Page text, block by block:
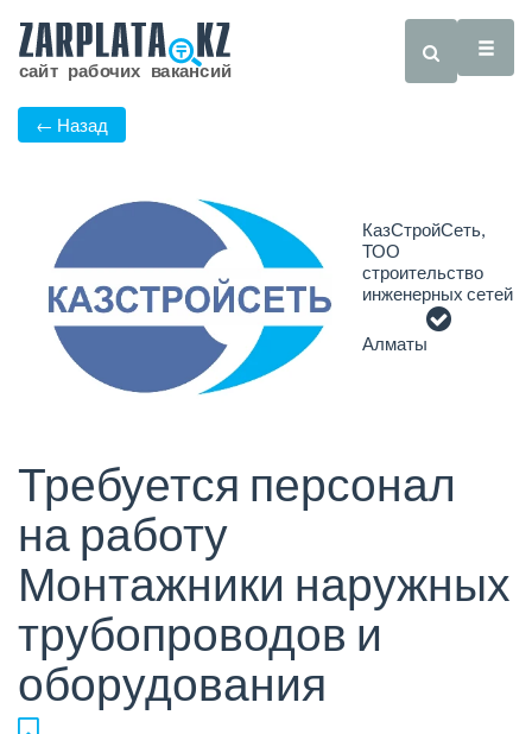
← Назад
КазСтройСеть,
ТОО
строительство
инженерных сетей
Алматы
Требуется персонал
на работу
Монтажники наружных
трубопроводов и
оборудования